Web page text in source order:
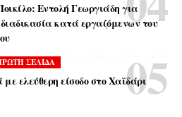
Εντολή Γεωργιάδη για
κατά εργαζόμενων του
ΣΕΛΙΔΑ
ελεύθερη είσοδο στο Χαϊδάρι